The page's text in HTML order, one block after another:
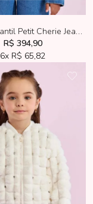
Jaqueta Infantil Petit Cherie Jeans Com Strass
R$ 394,90
6x R$ 65,82